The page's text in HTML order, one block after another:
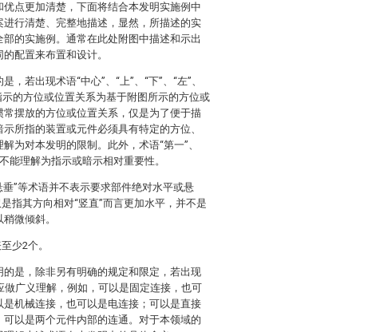
点更加清楚，下面将结合本发明实施例中
行清楚、完整地描述，显然，所描述的实
的实施例。通常在此处附图中描述和示出
配置来布置和设计。
若出现术语“中心”、“上”、“下”、“左”、
示的方位或位置关系为基于附图所示的方位或
摆放的方位或位置关系，仅是为了便于描
所指的装置或元件必须具有特定的方位、
为对本发明的限制。此外，术语“第一”、
能理解为指示或暗示相对重要性。
垂”等术语并不表示要求部件绝对水平或悬
指其方向相对“竖直”而言更加水平，并不是
微倾斜。
少2个。
是，除非另有明确的规定和限定，若出现
做广义理解，例如，可以是固定连接，也可
机械连接，也可以是电连接；可以是直接
以是两个元件内部的连通。对于本领域的